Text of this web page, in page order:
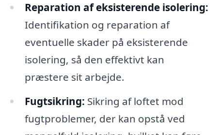
Reparation af eksisterende isolering:
Identifikation og reparation af
eventuelle skader på eksisterende
isolering, så den effektivt kan
præstere sit arbejde.
Fugtsikring: Sikring af loftet mod
fugtproblemer, der kan opstå ved